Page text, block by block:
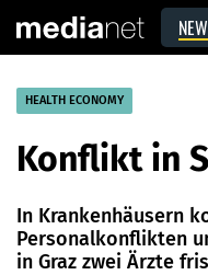
HEALTH ECONOMY
Konflikt in
In Krankenhäusern
Personalkonflikten
in Graz zwei Ärzte